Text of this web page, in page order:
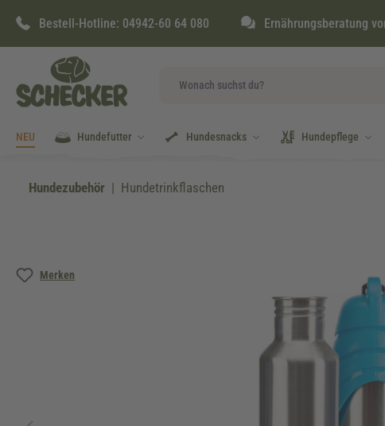
Zur Hauptnavigation springen
Bestell-Hotline: 04942-60 64 080 Ernährungsberatung
NEU Hundefutter Hundesnacks Hundepflege
Hundezubehör Hundetrinkflaschen
Merken
Bildergalerie überspringen